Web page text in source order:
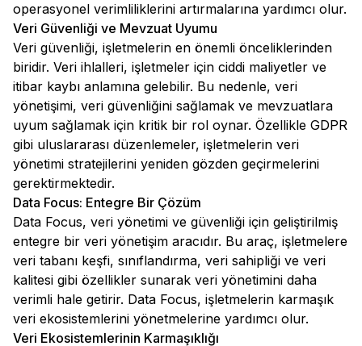
operasyonel verimliliklerini artırmalarına yardımcı olur.
Veri Güvenliği ve Mevzuat Uyumu
Veri güvenliği, işletmelerin en önemli önceliklerinden
biridir. Veri ihlalleri, işletmeler için ciddi maliyetler ve
itibar kaybı anlamına gelebilir. Bu nedenle, veri
yönetişimi, veri güvenliğini sağlamak ve mevzuatlara
uyum sağlamak için kritik bir rol oynar. Özellikle GDPR
gibi uluslararası düzenlemeler, işletmelerin veri
yönetimi stratejilerini yeniden gözden geçirmelerini
gerektirmektedir.
Data Focus: Entegre Bir Çözüm
Data Focus, veri yönetimi ve güvenliği için geliştirilmiş
entegre bir veri yönetişim aracıdır. Bu araç, işletmelere
veri tabanı keşfi, sınıflandırma, veri sahipliği ve veri
kalitesi gibi özellikler sunarak veri yönetimini daha
verimli hale getirir. Data Focus, işletmelerin karmaşık
veri ekosistemlerini yönetmelerine yardımcı olur.
Veri Ekosistemlerinin Karmaşıklığı